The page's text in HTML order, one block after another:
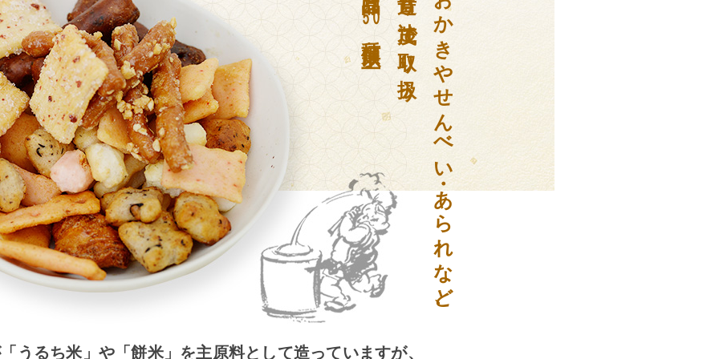
おかきやせんべい・あられなど、
昔造り辻茂で取り扱う
５０
種類以上
うるち米」や「餅米」を主原料として造っていますが、